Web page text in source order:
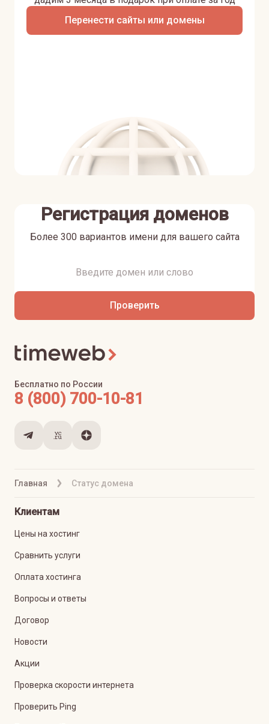
Перенести сайты или домены
Регистрация доменов
Более 300 вариантов имени для вашего сайта
Проверить
Главная Статус домена
Бесплатно по России
8 (800) 700-10-81
Клиентам
Цены на хостинг
Сравнить услуги
Оплата хостинга
Вопросы и ответы
Договор
Новости
Акции
Проверка скорости интернета
Проверить Ping